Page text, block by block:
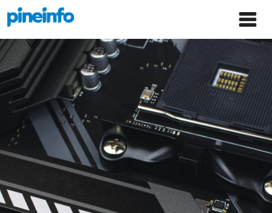
콘텐츠로
건너뛰기
Main
Menu
파인인포 홈으로 이동